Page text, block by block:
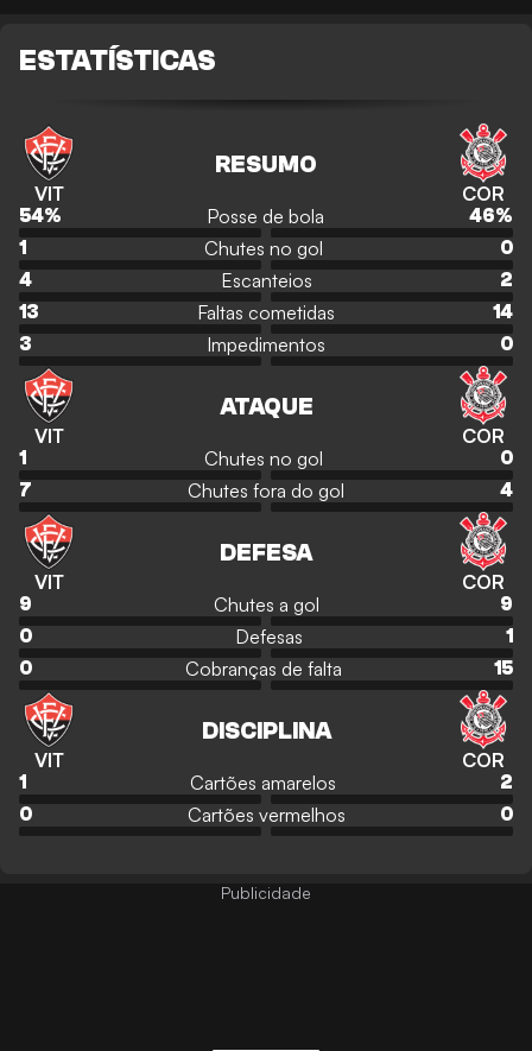
ESTATÍSTICAS
VIT
RESUMO
COR
54% Posse de bola 46%
1
Chutes no gol
0
4
Escanteios
2
13
Faltas cometidas
14
3
Impedimentos 0
VIT
ATAQUE
COR
1 Chutes no gol
0
7
Chutes fora do gol 4
VIT
DEFESA
COR
9 Chutes a gol
9
0
Defesas
1
0
Cobranças de falta 15
VIT
DISCIPLINA
COR
1 Cartões amarelos
2
0
Cartões vermelhos 0
Publicidade